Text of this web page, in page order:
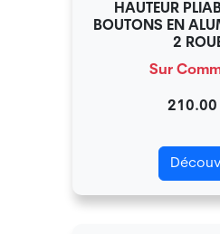
HAUTEUR
BOUTONS EN
2
Sur
210.00